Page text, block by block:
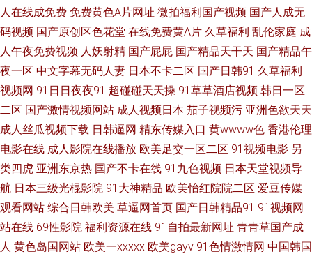
av导航总站 天天干干欧美合集 av资源共享 超碰夫妻 超碰成人电影 91无码超
碰爱搞 欧美瑟瑟 九九精品九九国产 久久日日狠狠干 超碰91干干 玖玖资源36
熟女磁力链接 TS人妖丝袜自慰 国产地址一二 人妻自拍色图 wwwav黄色 AV
男人的天堂網 日本三级人妻 日韩中文视频 最新91网址 wwwav亚洲 色穴穴
网 超碰高潮 91观看国产白丝 欧美性vahd 精品成人毛久久片 色亭亭福利导航
欧日美粗 大香蕉伊人97 国产TV在线观看 海角tv91 国产精品九九九九 成人免
人在线成免费 免费黄色A片网址 微拍福利国产视频 国产人成无
码视频 国产原创区色花堂 在线免费黄A片 久草福利 乱伦家庭 成
人午夜免费视频 人妖射精 国产屁屁 国产精品天干天 国产精品午
夜一区 中文字幕无码人妻 日本不卡二区 国产日韩91 久草福利
视频网 91日日夜夜91 超碰碰天天操 91草草酒店视频 韩日一区
二区 国产激情视频网站 成人视频日本 茄子视频污 亚洲色欲天天
成人丝瓜视频下载 日韩逼网 精东传媒入口 黄wwww色 香港伦理
电影在线 成人影院在线播放 欧美足交一区二区 91视频电影 另
类四虎 亚洲东京热 国产不卡在线 91九色视频 日本天堂视频导
航 日本三级光棍影院 91大神精品 欧美怡红院院二区 爱豆传媒
观看网站 综合日韩欧美 草逼网首页 国产日韩精品91 91视频网
站在线 69性影院 福利资源在线 91自拍最新网址 青青草国产成
人 黄色岛国网站 欧美一xxxxx 欧美gayv 91色情激情网 中国韩国